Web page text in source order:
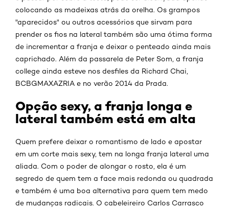
colocando as madeixas atrás da orelha. Os grampos
"aparecidos" ou outros acessórios que sirvam para
prender os fios na lateral também são uma ótima forma
de incrementar a franja e deixar o penteado ainda mais
caprichado. Além da passarela de Peter Som, a franja
college ainda esteve nos desfiles da Richard Chai,
BCBGMAXAZRIA e no verão 2014 da Prada.
Opção sexy, a franja longa e
lateral também está em alta
Quem prefere deixar o romantismo de lado e apostar
em um corte mais sexy, tem na longa franja lateral uma
aliada. Com o poder de alongar o rosto, ela é um
segredo de quem tem a face mais redonda ou quadrada
e também é uma boa alternativa para quem tem medo
de mudanças radicais. O cabeleireiro Carlos Carrasco